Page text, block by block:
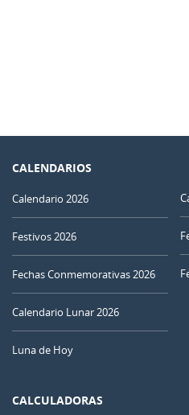
CALENDARIOS
Calendario 2026
Festivos 2026
Fechas Conmemorativas 2026
Calendario Lunar 2026
Luna de Hoy
CALCULADORAS